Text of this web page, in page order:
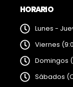
HORARIO
Lunes -
Viernes
Domingos
Sábados